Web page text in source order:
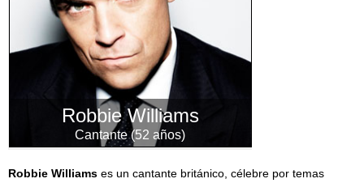
Robbie Williams
Cantante (52 años)
Robbie Williams es un cantante británico, célebre por temas